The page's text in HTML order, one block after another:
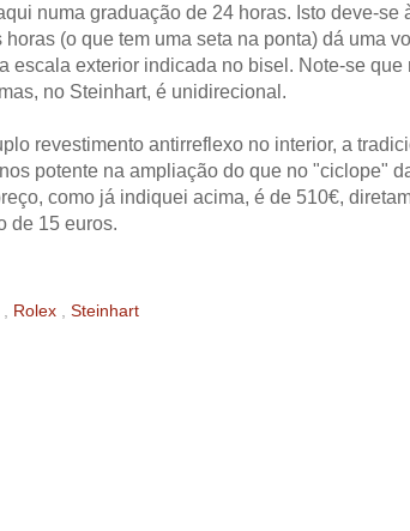
numa graduação de 24 horas. Isto deve-se
(o que tem uma seta na ponta) dá uma
escala exterior indicada no bisel. Note-se que
no Steinhart, é unidirecional.
revestimento antirreflexo no interior, a
potente na ampliação do que no "ciclope"
como já indiquei acima, é de 510€,
de 15 euros.
Rolex Steinhart